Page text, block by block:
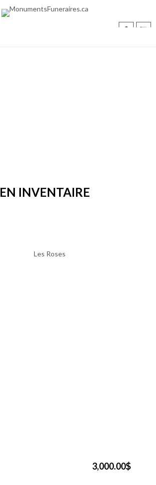
EN INVENTAIRE
3,000.00$